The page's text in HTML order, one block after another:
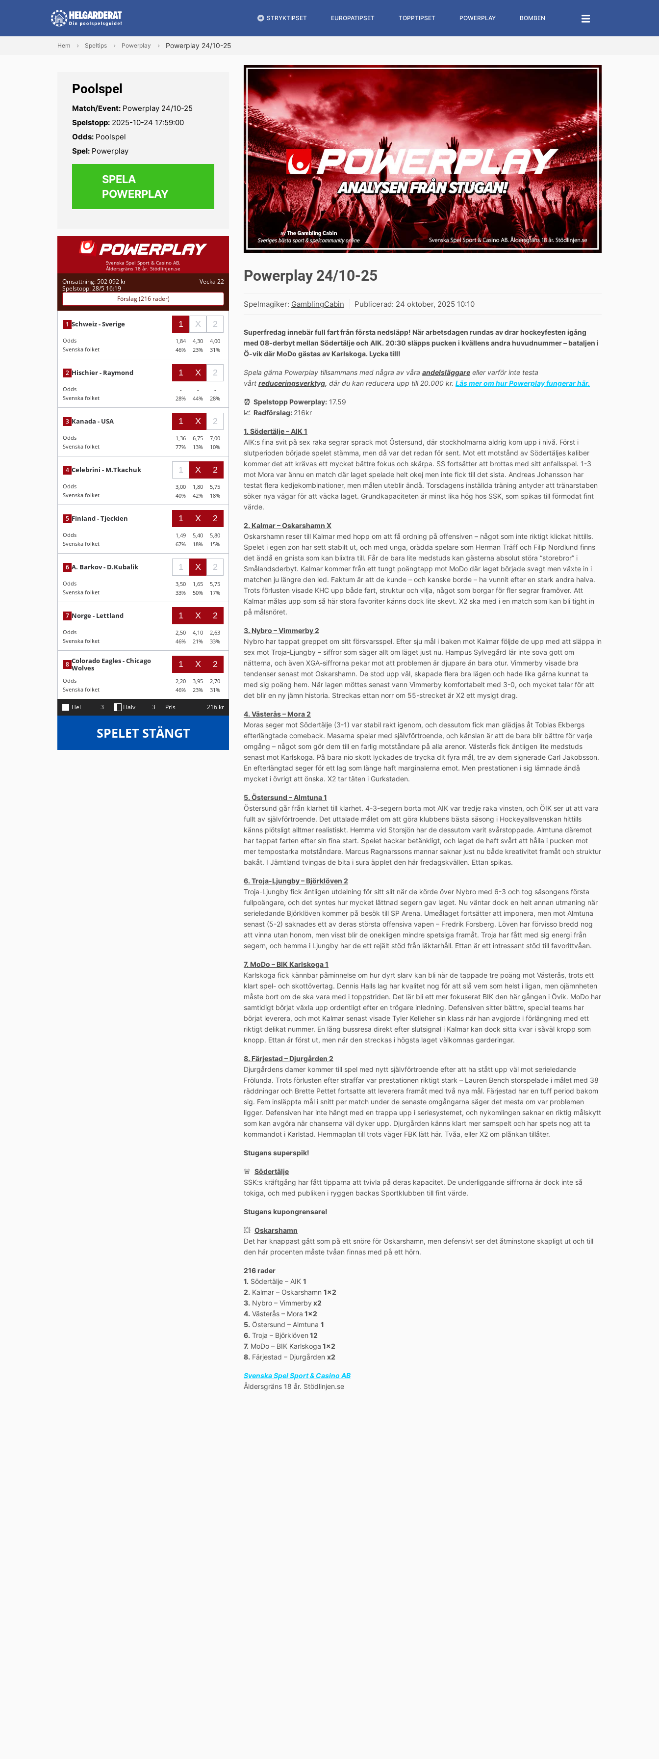
STRYKTIPSET EUROPATIPSET TOPPTIPSET POWERPLAY BOMBEN
Hem Speltips Powerplay Powerplay 24/10-25
Poolspel
Match/Event: Powerplay 24/10-25
Spelstopp: 2025-10-24 17:59:00
Odds: Poolspel
Spel: Powerplay
SPELA
POWERPLAY
Powerplay 24/10-25
Spelmagiker: GamblingCabin Publicerad: 24 oktober, 2025 10:10
Superfredag innebär full fart från första nedsläpp! När arbetsdagen rundas av drar hockeyfesten igång
med 08-derbyt mellan Södertälje och AIK. 20:30 släpps pucken i kvällens andra huvudnummer – bataljen i
Ö-vik där MoDo gästas av Karlskoga. Lycka till!
Spela gärna Powerplay tillsammans med några av våra andelsläggare eller varför inte testa
vårt reduceringsverktyg, där du kan reducera upp till 20.000 kr. Läs mer om hur Powerplay fungerar här.
⏰ Spelstopp Powerplay: 17.59
📈 Radförslag: 216kr
1. Södertälje – AIK 1
AIK:s fina svit på sex raka segrar sprack mot Östersund, där stockholmarna aldrig kom upp i nivå. Först i
slutperioden började spelet stämma, men då var det redan för sent. Mot ett motstånd av Södertäljes kaliber
kommer det att krävas ett mycket bättre fokus och skärpa. SS fortsätter att brottas med sitt anfallsspel. 1-3
mot Mora var ännu en match där laget spelade helt okej men inte fick till det sista. Andreas Johansson har
testat flera kedjekombinationer, men målen uteblir ändå. Torsdagens inställda träning antyder att tränarstaben
söker nya vägar för att väcka laget. Grundkapaciteten är minst lika hög hos SSK, som spikas till förmodat fint
värde.
2. Kalmar – Oskarshamn X
Oskarshamn reser till Kalmar med hopp om att få ordning på offensiven – något som inte riktigt klickat hittills.
Spelet i egen zon har sett stabilt ut, och med unga, orädda spelare som Herman Träff och Filip Nordlund finns
det ändå en gnista som kan blixtra till. Får de bara lite medstuds kan gästerna absolut störa “storebror” i
Smålandsderbyt. Kalmar kommer från ett tungt poängtapp mot MoDo där laget började svagt men växte in i
matchen ju längre den led. Faktum är att de kunde – och kanske borde – ha vunnit efter en stark andra halva.
Trots förlusten visade KHC upp både fart, struktur och vilja, något som borgar för fler segrar framöver. Att
Kalmar målas upp som så här stora favoriter känns dock lite skevt. X2 ska med i en match som kan bli tight in
på målsnöret.
3. Nybro – Vimmerby 2
Nybro har tappat greppet om sitt försvarsspel. Efter sju mål i baken mot Kalmar följde de upp med att släppa in
sex mot Troja-Ljungby – siffror som säger allt om läget just nu. Hampus Sylvegård lär inte sova gott om
nätterna, och även XGA-siffrorna pekar mot att problemen är djupare än bara otur. Vimmerby visade bra
tendenser senast mot Oskarshamn. De stod upp väl, skapade flera bra lägen och hade lika gärna kunnat ta
med sig poäng hem. När lagen möttes senast vann Vimmerby komfortabelt med 3-0, och mycket talar för att
det blir en ny jämn historia. Streckas ettan norr om 55-strecket är X2 ett mysigt drag.
4. Västerås – Mora 2
Moras seger mot Södertälje (3-1) var stabil rakt igenom, och dessutom fick man glädjas åt Tobias Ekbergs
efterlängtade comeback. Masarna spelar med självförtroende, och känslan är att de bara blir bättre för varje
omgång – något som gör dem till en farlig motståndare på alla arenor. Västerås fick äntligen lite medstuds
senast mot Karlskoga. På bara nio skott lyckades de trycka dit fyra mål, tre av dem signerade Carl Jakobsson.
En efterlängtad seger för ett lag som länge haft marginalerna emot. Men prestationen i sig lämnade ändå
mycket i övrigt att önska. X2 tar täten i Gurkstaden.
5. Östersund – Almtuna 1
Östersund går från klarhet till klarhet. 4-3-segern borta mot AIK var tredje raka vinsten, och ÖIK ser ut att vara
fullt av självförtroende. Det uttalade målet om att göra klubbens bästa säsong i Hockeyallsvenskan hittills
känns plötsligt alltmer realistiskt. Hemma vid Storsjön har de dessutom varit svårstoppade. Almtuna däremot
har tappat farten efter sin fina start. Spelet hackar betänkligt, och laget de haft svårt att hålla i pucken mot
mer tempostarka motståndare. Marcus Ragnarssons mannar saknar just nu både kreativitet framåt och struktur
bakåt. I Jämtland tvingas de bita i sura äpplet den här fredagskvällen. Ettan spikas.
6. Troja-Ljungby – Björklöven 2
Troja-Ljungby fick äntligen utdelning för sitt slit när de körde över Nybro med 6-3 och tog säsongens första
fullpoängare, och det syntes hur mycket lättnad segern gav laget. Nu väntar dock en helt annan utmaning när
serieledande Björklöven kommer på besök till SP Arena. Umeålaget fortsätter att imponera, men mot Almtuna
senast (5-2) saknades ett av deras största offensiva vapen – Fredrik Forsberg. Löven har förvisso bredd nog
att vinna utan honom, men visst blir de onekligen mindre spetsiga framåt. Troja har fått med sig energi från
segern, och hemma i Ljungby har de ett rejält stöd från läktarhåll. Ettan är ett intressant stöd till favorittvåan.
7. MoDo – BIK Karlskoga 1
Karlskoga fick kännbar påminnelse om hur dyrt slarv kan bli när de tappade tre poäng mot Västerås, trots ett
klart spel- och skottövertag. Dennis Halls lag har kvalitet nog för att slå vem som helst i ligan, men ojämnheten
måste bort om de ska vara med i toppstriden. Det lär bli ett mer fokuserat BIK den här gången i Övik. MoDo har
samtidigt börjat växla upp ordentligt efter en trögare inledning. Defensiven sitter bättre, special teams har
börjat leverera, och mot Kalmar senast visade Tyler Kelleher sin klass när han avgjorde i förlängning med ett
riktigt delikat nummer. En lång bussresa direkt efter slutsignal i Kalmar kan dock sitta kvar i såväl kropp som
knopp. Ettan är först ut, men när den streckas i högsta laget välkomnas garderingar.
8. Färjestad – Djurgården 2
Djurgårdens damer kommer till spel med nytt självförtroende efter att ha stått upp väl mot serieledande
Frölunda. Trots förlusten efter straffar var prestationen riktigt stark – Lauren Bench storspelade i målet med 38
räddningar och Brette Pettet fortsatte att leverera framåt med två nya mål. Färjestad har en tuff period bakom
sig. Fem insläppta mål i snitt per match under de senaste omgångarna säger det mesta om var problemen
ligger. Defensiven har inte hängt med en trappa upp i seriesystemet, och nykomlingen saknar en riktig målskytt
som kan avgöra när chanserna väl dyker upp. Djurgården känns klart mer samspelt och har spets nog att ta
kommandot i Karlstad. Hemmaplan till trots väger FBK lätt här. Tvåa, eller X2 om plånkan tillåter.
Stugans superspik!
🚨 Södertälje
SSK:s kräftgång har fått tipparna att tvivla på deras kapacitet. De underliggande siffrorna är dock inte så
tokiga, och med publiken i ryggen backas Sportklubben till fint värde.
Stugans kupongrensare!
💥 Oskarshamn
Det har knappast gått som på ett snöre för Oskarshamn, men defensivt ser det åtminstone skapligt ut och till
den här procenten måste tvåan finnas med på ett hörn.
216 rader
1. Södertälje – AIK 1
2. Kalmar – Oskarshamn 1×2
3. Nybro – Vimmerby x2
4. Västerås – Mora 1×2
5. Östersund – Almtuna 1
6. Troja – Björklöven 12
7. MoDo – BIK Karlskoga 1×2
8. Färjestad – Djurgården x2
Svenska Spel Sport & Casino AB
Åldersgräns 18 år. Stödlinjen.se